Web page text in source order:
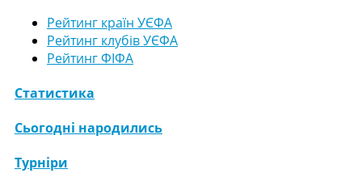
Рейтинг країн УЄФА
Рейтинг клубів УЄФА
Рейтинг ФІФА
Статистика
Сьогодні народились
Турніри